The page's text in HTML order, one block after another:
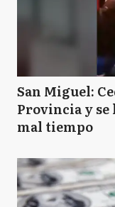
San Miguel:
Provincia y se
mal tiempo